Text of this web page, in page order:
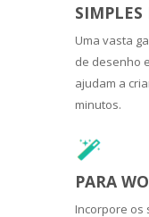
SIMPLES
Uma vasta
de desenho
ajudam a
minutos.
PARA
Incorpore os